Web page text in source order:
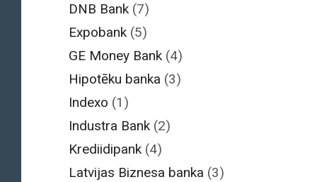
DNB Bank (7)
Expobank (5)
GE Money Bank (4)
Hipotēku banka (3)
Indexo (1)
Industra Bank (2)
Krediidipank (4)
Latvijas Biznesa banka (3)